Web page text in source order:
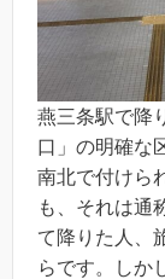
燕三条駅で降
口」の明確な
南北で付けら
も、それは通
て降りた人、
らです。しか